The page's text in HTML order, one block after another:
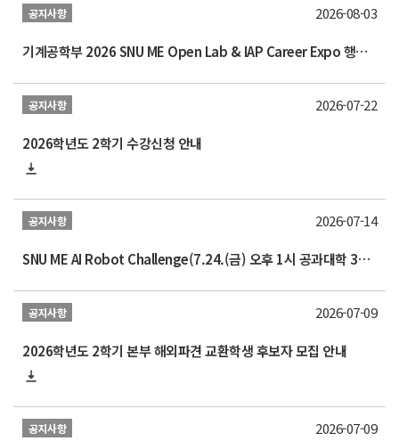
공지사항
기계공학부 2026 SNU ME Open Lab & IAP Career Expo 행사 안내 (9/4 (금))
2026-08-03
공지사항
2026학년도 2학기 수강신청 안내
2026-07-22
공지사항
SNU ME AI Robot Challenge(7.24.(금) 오후 1시 공과대학 39동 지하2층)
2026-07-14
공지사항
2026학년도 2학기 본부 해외파견 교환학생 후보자 모집 안내
2026-07-09
공지사항 2026-07-09